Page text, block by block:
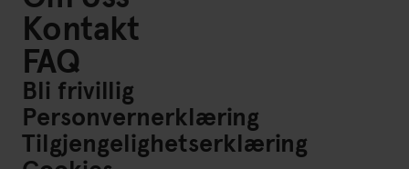
Kontakt
FAQ
Bli frivillig
Personvernerklæring
Tilgjengelighetserklæring